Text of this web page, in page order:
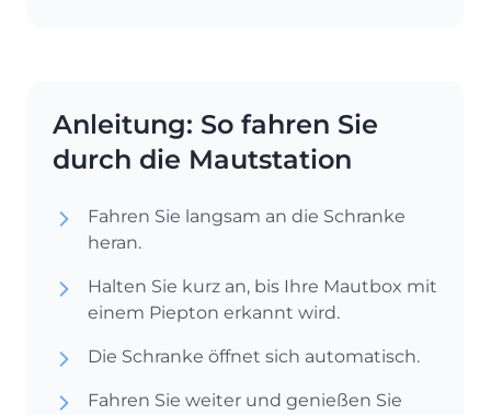
Anleitung: So fahren Sie
durch die Mautstation
Fahren Sie langsam an die Schranke
heran.
Halten Sie kurz an, bis Ihre Mautbox mit
einem Piepton erkannt wird.
Die Schranke öffnet sich automatisch.
Fahren Sie weiter und genießen Sie